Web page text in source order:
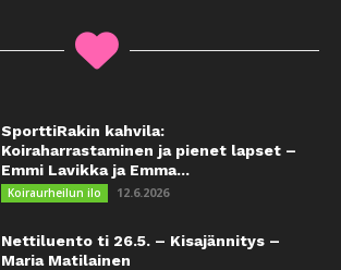
SporttiRakin kahvila:
Koiraharrastaminen ja pienet lapset –
Emmi Lavikka ja Emma...
Koiraurheilun ilo 12.6.2026
Nettiluento ti 26.5. – Kisajännitys –
Maria Matilainen